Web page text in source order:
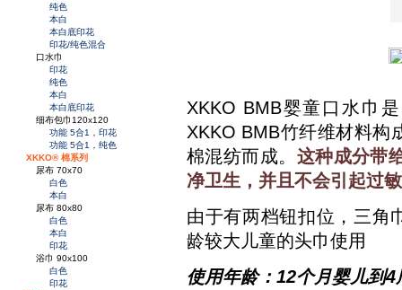
纯色
本白
本白底印花
印花/纯色混合
口水巾
印花
纯色
本白
本白底印花
细布包巾120x120
功能 5合1，印花
功能 5合1，纯色
XKKO® 棉系列
尿布 70x70
白色
本白
尿布 80x80
白色
本白
印花
浴巾 90x100
白色
印花
XKKO BMB婴童口水巾
XKKO BMB竹纤维材料构
棉混纺而成。 这种成分带
净卫生，并且不会引起过
由于有两档钮扣位，三角
龄较大儿童的头巾使用
使用年龄：12个月婴儿到4